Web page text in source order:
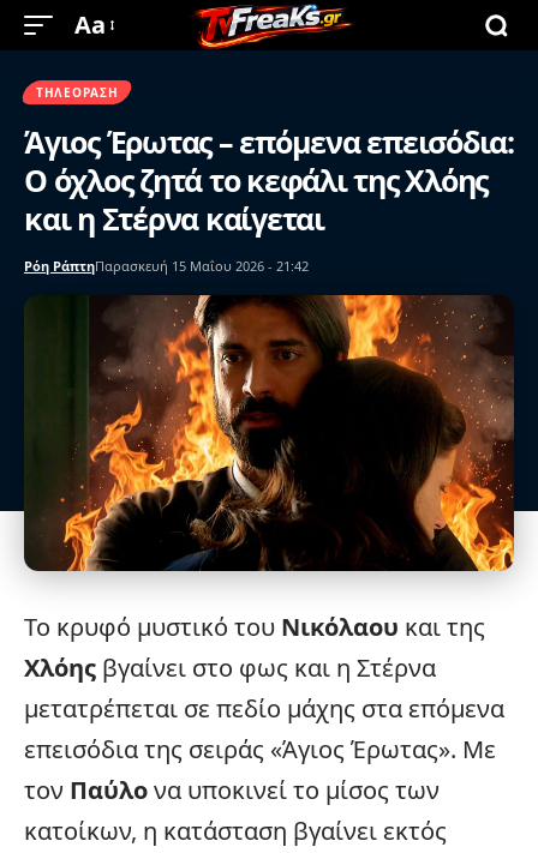
Aa
ΤΗΛΕΌΡΑΣΗ
Άγιος Έρωτας – επόμενα επεισόδια:
Ο όχλος ζητά το κεφάλι της Χλόης
και η Στέρνα καίγεται
Ρόη ΡάπτηΠαρασκευή 15 Μαΐου 2026 - 21:42
Το κρυφό μυστικό του Νικόλαου και της
Χλόης βγαίνει στο φως και η Στέρνα
μετατρέπεται σε πεδίο μάχης στα επόμενα
επεισόδια της σειράς «Άγιος Έρωτας». Με
τον Παύλονα υποκινεί το μίσος των
κατοίκων, η κατάσταση βγαίνει εκτός